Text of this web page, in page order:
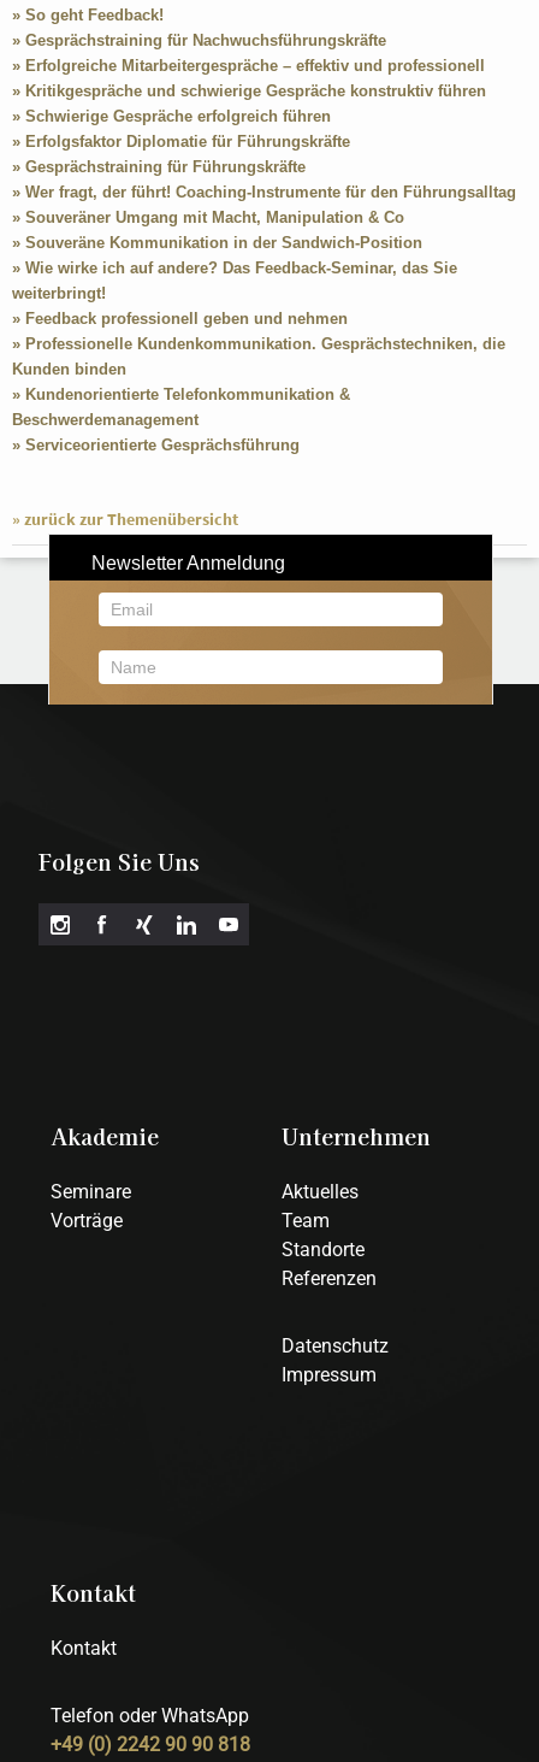
» So geht Feedback!
» Gesprächstraining für Nachwuchsführungskräfte
» Erfolgreiche Mitarbeitergespräche – effektiv und professionell
» Kritikgespräche und schwierige Gespräche konstruktiv führen
» Schwierige Gespräche erfolgreich führen
» Erfolgsfaktor Diplomatie für Führungskräfte
» Gesprächstraining für Führungskräfte
» Wer fragt, der führt! Coaching-Instrumente für den Führungsalltag
» Souveräner Umgang mit Macht, Manipulation & Co
» Souveräne Kommunikation in der Sandwich-Position
» Wie wirke ich auf andere? Das Feedback-Seminar, das Sie
weiterbringt!
» Feedback professionell geben und nehmen
» Professionelle Kundenkommunikation. Gesprächstechniken, die
Kunden binden
» Kundenorientierte Telefonkommunikation &
Beschwerdemanagement
» Serviceorientierte Gesprächsführung
» zurück zur Themenübersicht
Folgen Sie Uns
Akademie
Seminare
Vorträge
Unternehmen
Aktuelles
Team
Standorte
Referenzen
Datenschutz
Impressum
Kontakt
Kontakt
Telefon oder WhatsApp
+49 (0) 2242 90 90 818